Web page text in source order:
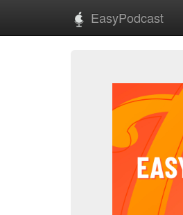
EasyPodcast